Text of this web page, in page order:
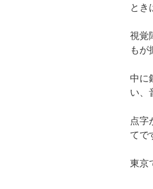
とき
視覚
もが
中に
い、
点字
てで
東京